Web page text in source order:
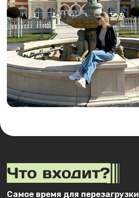
Дополнительные расходы
Крутые эмоции и приятные
воспоминания.
Даты и стоимость
Питание
Прочие личные расходы